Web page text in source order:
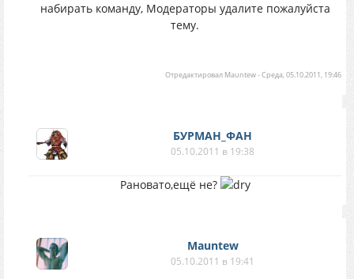
набирать команду, Модераторы удалите пожалуйста
тему.
Отредактировал Mauntew-Среда, 05.10.2011, 19:46
БУРМАН_ФАН
05.10.2011 в 19:38
Рановато,ещё не?
Mauntew
05.10.2011 в 19:41